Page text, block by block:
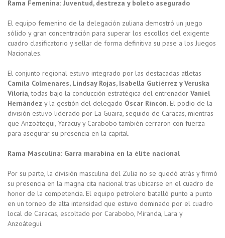
Rama Femenina: Juventud, destreza y boleto asegurado
El equipo femenino de la delegación zuliana demostró un juego
sólido y gran concentración para superar los escollos del exigente
cuadro clasificatorio y sellar de forma definitiva su pase a los Juegos
Nacionales.
El conjunto regional estuvo integrado por las destacadas atletas
Camila Colmenares, Lindsay Rojas, Isabella Gutiérrez y Veruska
Viloria, todas bajo la conducción estratégica del entrenador Vaniel
Hernández y la gestión del delegado Óscar Rincón. El podio de la
división estuvo liderado por La Guaira, seguido de Caracas, mientras
que Anzoátegui, Yaracuy y Carabobo también cerraron con fuerza
para asegurar su presencia en la capital.
Rama Masculina: Garra marabina en la élite nacional
Por su parte, la división masculina del Zulia no se quedó atrás y firmó
su presencia en la magna cita nacional tras ubicarse en el cuadro de
honor de la competencia. El equipo petrolero batalló punto a punto
en un torneo de alta intensidad que estuvo dominado por el cuadro
local de Caracas, escoltado por Carabobo, Miranda, Lara y
Anzoátegui.